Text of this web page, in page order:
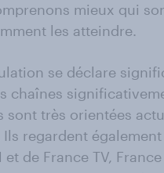
mieux qui
les atteindre.
se déclare
chaînes
sont très orientées
regardent
et de France TV, France